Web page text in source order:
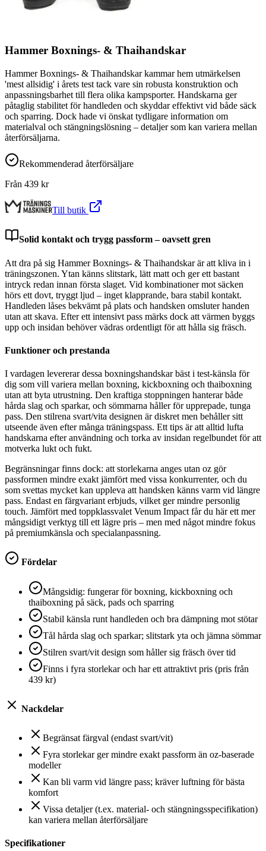
Hammer Boxnings- & Thaihandskar
Hammer Boxnings- & Thaihandskar kammar hem utmärkelsen
'mest allsidig' i årets test tack vare sin robusta konstruktion och
anpassningsbarhet till flera olika kampsporter. Handskarna ger
påtaglig stabilitet för handleden och skyddar effektivt vid både säck
och sparring. Dock hade vi önskat tydligare information om
materialval och stängningslösning – detaljer som kan variera mellan
återförsäljarna.
Rekommenderad återförsäljare
Från 439 kr
Till butik
Solid kontakt och trygg passform – oavsett gren
Att dra på sig Hammer Boxnings- & Thaihandskar är att kliva in i
träningszonen. Ytan känns slitstark, lätt matt och ger ett bastant
intryck redan innan första slaget. Vid kombinationer mot säcken
hörs ett dovt, tryggt ljud – inget klapprande, bara stabil kontakt.
Handleden låses bekvämt på plats och handsken omsluter handen
utan att skava. Efter ett intensivt pass märks dock att värmen byggs
upp och insidan behöver vädras ordentligt för att hålla sig fräsch.
Funktioner och prestanda
I vardagen levererar dessa boxningshandskar bäst i test-känsla för
dig som vill variera mellan boxning, kickboxning och thaiboxning
utan att byta utrustning. Den kraftiga stoppningen hanterar både
hårda slag och sparkar, och sömmarna håller för upprepade, tunga
pass. Den stilrena svart/vita designen är diskret men behåller sitt
utseende även efter många träningspass. Ett tips är att alltid lufta
handskarna efter användning och torka av insidan regelbundet för att
motverka lukt och fukt.
Begränsningar finns dock: att storlekarna anges utan oz gör
passformen mindre exakt jämfört med vissa konkurrenter, och du
som svettas mycket kan uppleva att handsken känns varm vid längre
pass. Endast en färgvariant erbjuds, vilket ger mindre personlig
touch. Jämfört med toppklassvalet Venum Impact får du här ett mer
mångsidigt verktyg till ett lägre pris – men med något mindre fokus
på premiumkänsla och specialanpassning.
Fördelar
Mångsidig: fungerar för boxning, kickboxning och
thaiboxning på säck, pads och sparring
Stabil känsla runt handleden och bra dämpning mot stötar
Tål hårda slag och sparkar; slitstark yta och jämna sömmar
Stilren svart/vit design som håller sig fräsch över tid
Finns i fyra storlekar och har ett attraktivt pris (pris från
439 kr)
Nackdelar
Begränsat färgval (endast svart/vit)
Fyra storlekar ger mindre exakt passform än oz-baserade
modeller
Kan bli varm vid längre pass; kräver luftning för bästa
komfort
Vissa detaljer (t.ex. material- och stängningsspecifikation)
kan variera mellan återförsäljare
Specifikationer